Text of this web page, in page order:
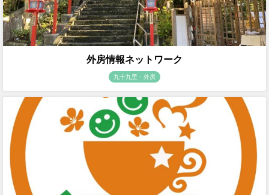
外房情報ネットワーク
九十九里・外房